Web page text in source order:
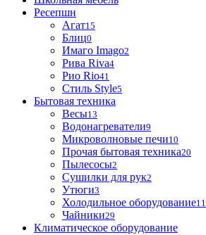
Ресепшн
Агат15
Блиц0
Имаго Imago2
Рива Riva4
Рио Rio41
Стиль Style5
Бытовая техника
Весы13
Водонагреватели9
Микроволновые печи10
Прочая бытовая техника20
Пылесосы2
Сушилки для рук2
Утюги3
Холодильное оборудование11
Чайники29
Климатическое оборудование